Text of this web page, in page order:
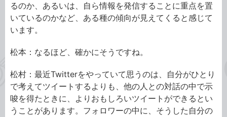
るのか、あるいは、自ら情報を発信することに重点を置
いているのかなど、ある種の傾向が見えてくると感じて
います。
松本：なるほど、確かにそうですね。
松村：最近Twitterをやっていて思うのは、自分がひとり
で考えてツイートするよりも、他の人との対話の中で示
唆を得たときに、よりおもしろいツイートができるとい
うことがあります。フォロワーの中に、そうした自分の